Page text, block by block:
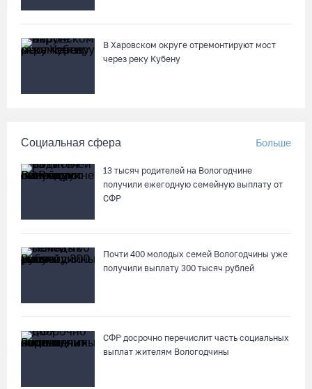
Город Кириллов отметил свой 250-летний юбилей открытием
04.08.26 / 17:45
Сотрудники колонии в Шексне предотвратили доставку
заключенным 11 телефонов
04.08.26 / 17:18
04.08.26 / 17:01
вечерней Вологды»
В Харовском округе отремонтируют мост
через реку Кубену
Социальная сфера Больше
13 тысяч родителей на Вологодчине
получили ежегодную семейную выплату от
СФР
Почти 400 молодых семей Вологодчины уже
получили выплату 300 тысяч рублей
СФР досрочно перечислит часть социальных
выплат жителям Вологодчины